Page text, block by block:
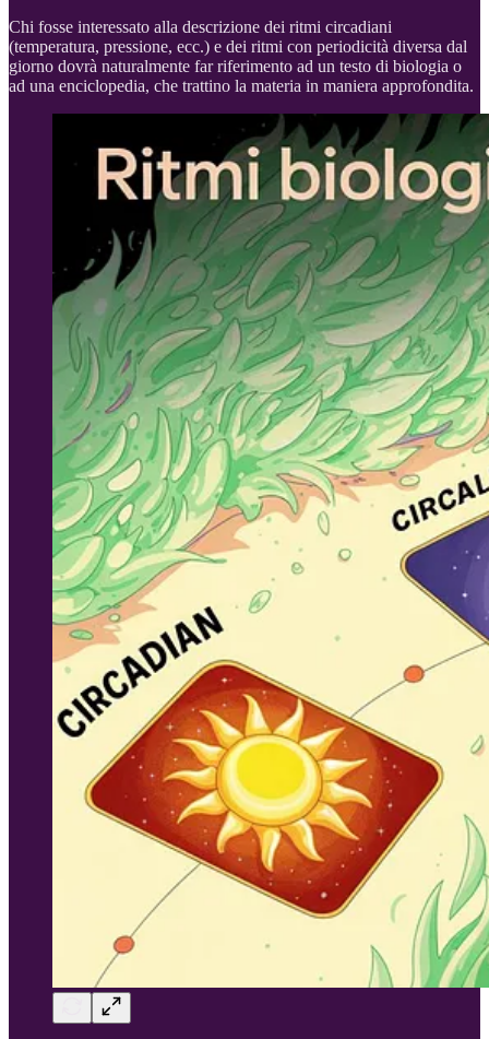
Chi fosse interessato alla descrizione dei ritmi circadiani
(temperatura, pressione, ecc.) e dei ritmi con periodicità diversa dal
giorno dovrà naturalmente far riferimento ad un testo di biologia o
ad una enciclopedia, che trattino la materia in maniera approfondita.